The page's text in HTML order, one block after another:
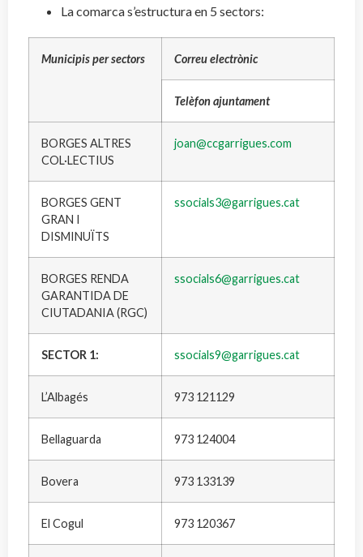
La comarca s’estructura en 5 sectors:
Municipis per sectors Correu electrònic
Telèfon ajuntament
BORGES ALTRES
COL·LECTIUS
joan@ccgarrigues.com
BORGES GENT
GRAN I
DISMINUÏTS
ssocials3@garrigues.cat
BORGES RENDA
GARANTIDA DE
CIUTADANIA (RGC)
ssocials6@garrigues.cat
SECTOR 1: ssocials9@garrigues.cat
L’Albagés 973 121129
Bellaguarda 973 124004
Bovera 973 133139
El Cogul 973 120367